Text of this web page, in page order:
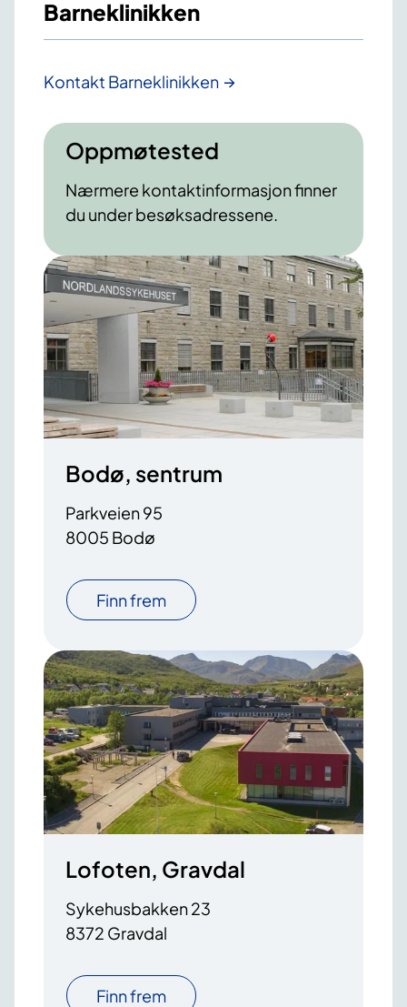
Barneklinikken
Kontakt Barneklinikken
Oppmøtested
Nærmere kontaktinformasjon finner
du under besøksadressene.
Bodø, sentrum
Parkveien 95
8005 Bodø
Finn frem
Lofoten, Gravdal
Sykehusbakken 23
8372 Gravdal
Finn frem